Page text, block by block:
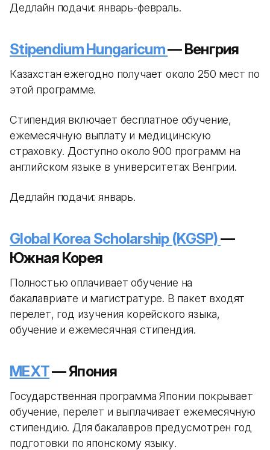
Дедлайн подачи: январь-февраль.
Stipendium Hungaricum— Венгрия
Казахстан ежегодно получает около 250 мест по
этой программе.
Стипендия включает бесплатное обучение,
ежемесячную выплату и медицинскую
страховку. Доступно около 900 программ на
английском языке в университетах Венгрии.
Дедлайн подачи: январь.
Global Korea Scholarship (KGSP)—
Южная Корея
Полностью оплачивает обучение на
бакалавриате и магистратуре. В пакет входят
перелет, год изучения корейского языка,
обучение и ежемесячная стипендия.
MEXT— Япония
Государственная программа Японии покрывает
обучение, перелет и выплачивает ежемесячную
стипендию. Для бакалавров предусмотрен год
подготовки по японскому языку.